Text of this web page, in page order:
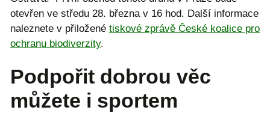
otevřen ve středu 28. března v 16 hod. Další informace
naleznete v přiložené tiskové zprávě České koalice pro
ochranu biodiverzity.
Podpořit dobrou věc
můžete i sportem